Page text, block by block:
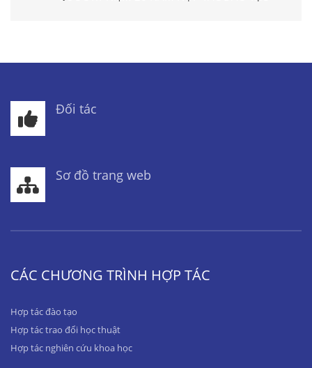
Đối tác
Sơ đồ trang web
CÁC CHƯƠNG TRÌNH HỢP TÁC
Hợp tác đào tạo
Hợp tác trao đổi học thuật
Hợp tác nghiên cứu khoa học